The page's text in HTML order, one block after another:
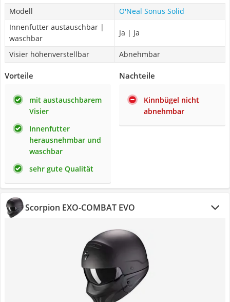
Modell
O'Neal Sonus Solid
Innenfutter austauschbar |
waschbar
Ja | Ja
Visier höhenverstellbar Abnehmbar
Vorteile
mit austauschbarem
Visier
Innenfutter
herausnehmbar und
waschbar
sehr gute Qualität
Nachteile
Kinnbügel nicht
abnehmbar
Scorpion EXO-COMBAT EVO